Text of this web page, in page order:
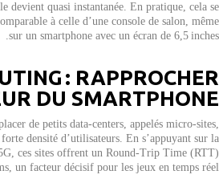
devient quasi instantanée. En pratique, cela se
à celle d’une console de salon, même
sur un smartphone avec un écran de 6,5 inches.
: RAPPROCHER
DU SMARTPHONE
de petits data‑centers, appelés micro‑sites,
densité d’utilisateurs. En s’appuyant sur la
ces sites offrent un Round‑Trip Time (RTT)
un facteur décisif pour les jeux en temps réel.